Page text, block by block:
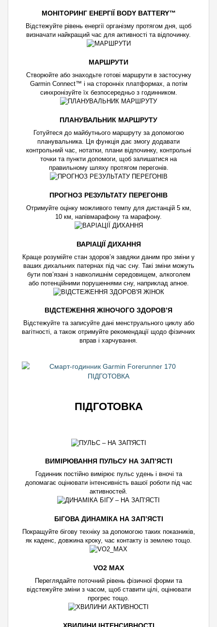
МОНІТОРИНГ ЕНЕРГІЇ BODY BATTERY™
Відстежуйте рівень енергії організму протягом дня, щоб
визначати найкращий час для активності та відпочинку.
МАРШРУТИ
Створюйте або знаходьте готові маршрути в застосунку
Garmin Connect™ і на сторонніх платформах, а потім
синхронізуйте їх безпосередньо з годинником.
ПЛАНУВАЛЬНИК МАРШРУТУ
Готуйтеся до майбутнього маршруту за допомогою
планувальника. Ця функція дає змогу додавати
контрольний час, нотатки, плани відпочинку, контрольні
точки та пункти допомоги, щоб залишатися на
правильному шляху протягом перегонів.
ПРОГНОЗ РЕЗУЛЬТАТУ ПЕРЕГОНІВ
Отримуйте оцінку можливого темпу для дистанцій 5 км,
10 км, напівмарафону та марафону.
ВАРІАЦІЇ ДИХАННЯ
Краще розумійте стан здоров’я завдяки даним про зміни у
ваших дихальних патернах під час сну. Такі зміни можуть
бути пов’язані з навколишнім середовищем, алкоголем
або потенційними порушеннями сну, наприклад апное.
ВІДСТЕЖЕННЯ ЖІНОЧОГО ЗДОРОВ’Я
Відстежуйте та записуйте дані менструального циклу або
вагітності, а також отримуйте рекомендації щодо фізичних
вправ і харчування.
ПІДГОТОВКА
ВИМІРЮВАННЯ ПУЛЬСУ НА ЗАП’ЯСТІ
Годинник постійно вимірює пульс удень і вночі та
допомагає оцінювати інтенсивність вашої роботи під час
активностей.
БІГОВА ДИНАМІКА НА ЗАП’ЯСТІ
Покращуйте бігову техніку за допомогою таких показників,
як каденс, довжина кроку, час контакту із землею тощо.
VO2 MAX
Переглядайте поточний рівень фізичної форми та
відстежуйте зміни з часом, щоб ставити цілі, оцінювати
прогрес тощо.